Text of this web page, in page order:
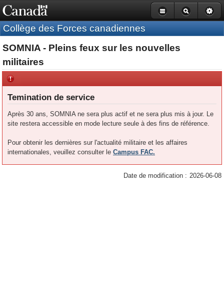
au
contenu
HTML
simplifiée
Barre
de
navigation
du
du
Canada
Collège des Forces canadiennes
SOMNIA - Pleins feux sur les nouvelles
militaires
Temination de service
Après 30 ans, SOMNIA ne sera plus actif et ne sera plus mis à jour. Le
site restera accessible en mode lecture seule à des fins de référence.
Pour obtenir les dernières sur l'actualité militaire et les affaires
internationales, veuillez consulter le Campus FAC.
Date de modification : 2026-06-08